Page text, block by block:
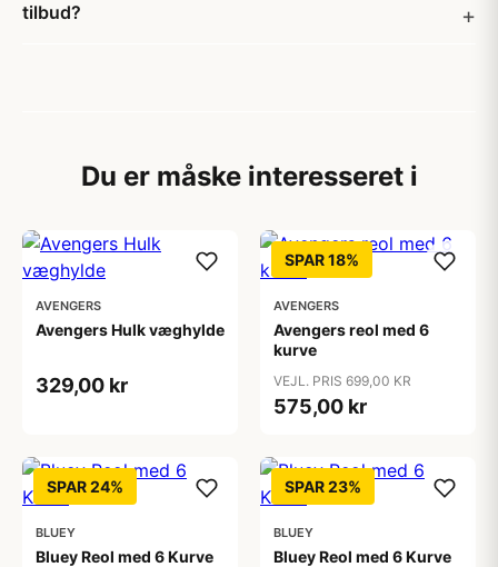
tilbud?
Du er måske interesseret i
AVENGERS
Avengers Hulk væghylde
329,00 kr
SPAR 18%
AVENGERS
Avengers reol med 6
kurve
VEJL. PRIS 699,00 KR
575,00 kr
SPAR 24%
BLUEY
Bluey Reol med 6 Kurve
SPAR 23%
BLUEY
Bluey Reol med 6 Kurve